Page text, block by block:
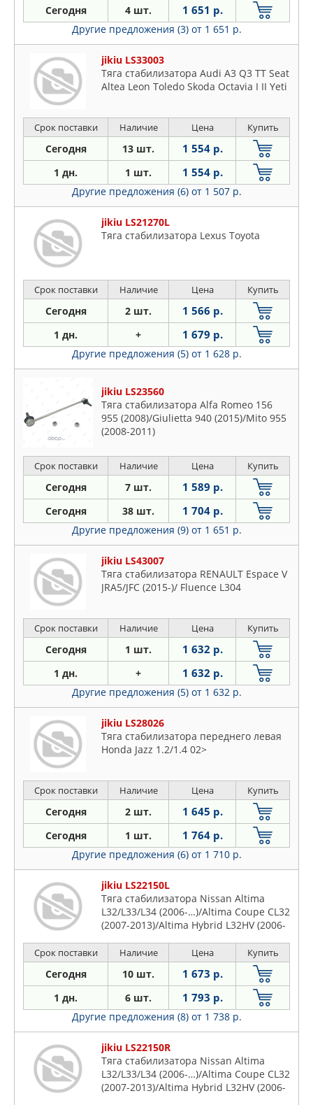
Сегодня 4 шт. 1 651 р.
Другие предложения (3) от 1 651 р.
jikiu LS33003
Тяга стабилизатора Audi A3 Q3 TT Seat
Altea Leon Toledo Skoda Octavia I II Yeti
Срок поставки Наличие Цена Купить
Сегодня 13 шт. 1 554 р.
1 дн. 1 шт. 1 554 р.
Другие предложения (6) от 1 507 р.
jikiu LS21270L
Тяга стабилизатора Lexus Toyota
Срок поставки Наличие Цена Купить
Сегодня 2 шт. 1 566 р.
1 дн. + 1 679 р.
Другие предложения (5) от 1 628 р.
jikiu LS23560
Тяга стабилизатора Alfa Romeo 156
955 (2008)/Giulietta 940 (2015)/Mito 955
(2008-2011)
Срок поставки Наличие Цена Купить
Сегодня 7 шт. 1 589 р.
Сегодня 38 шт. 1 704 р.
Другие предложения (9) от 1 651 р.
jikiu LS43007
Тяга стабилизатора RENAULT Espace V
JRA5/JFC (2015-)/ Fluence L304
Срок поставки Наличие Цена Купить
Сегодня 1 шт. 1 632 р.
1 дн. + 1 632 р.
Другие предложения (5) от 1 632 р.
jikiu LS28026
Тяга стабилизатора переднего левая
Honda Jazz 1.2/1.4 02>
Срок поставки Наличие Цена Купить
Сегодня 2 шт. 1 645 р.
Сегодня 1 шт. 1 764 р.
Другие предложения (6) от 1 710 р.
jikiu LS22150L
Тяга стабилизатора Nissan Altima
L32/L33/L34 (2006-…)/Altima Coupe CL32
(2007-2013)/Altima Hybrid L32HV (2006-
#E52 (2010-…)/Maxima A35/A36 (2008-
…)/Murano #Z51/Z51R (2008-
…)/Pathfinder R52 (2012-…)/Qashqai
J10# (20
Срок поставки Наличие Цена Купить
Сегодня 10 шт. 1 673 р.
1 дн. 6 шт. 1 793 р.
Другие предложения (8) от 1 738 р.
jikiu LS22150R
Тяга стабилизатора Nissan Altima
L32/L33/L34 (2006-…)/Altima Coupe CL32
(2007-2013)/Altima Hybrid L32HV (2006-